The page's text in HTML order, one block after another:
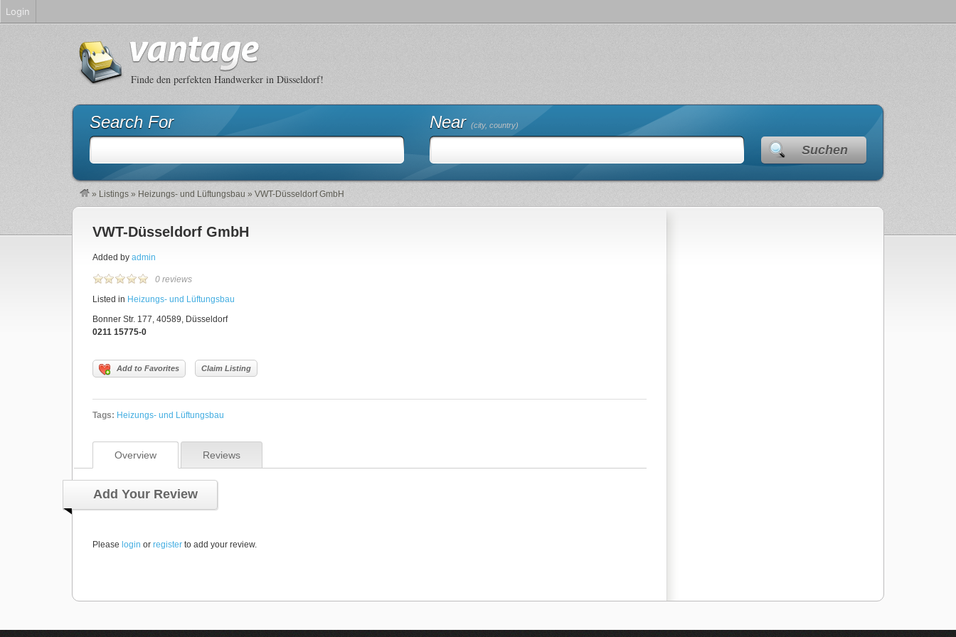
Finde den perfekten Handwerker in Düsseldorf!
Search For Near (city, country)
Suchen
» Listings » Heizungs- und Lüftungsbau » VWT-Düsseldorf GmbH
VWT-Düsseldorf GmbH
Added by admin
0 reviews
Listed in Heizungs- und Lüftungsbau
Bonner Str. 177, 40589, Düsseldorf
0211 15775-0
Add to Favorites Claim Listing
Tags: Heizungs- und Lüftungsbau
Overview Reviews
Add Your Review
Please login or register to add your review.
Login